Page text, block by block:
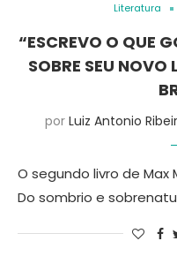
Literatura
“ESCREVO O QUE
SOBRE SEU NOVO
por Luiz Antonio
O segundo livro de
Do sombrio e